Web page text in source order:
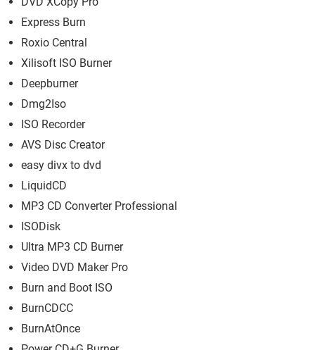
Express Burn
Roxio Central
Xilisoft ISO Burner
Deepburner
Dmg2Iso
ISO Recorder
AVS Disc Creator
easy divx to dvd
LiquidCD
MP3 CD Converter Professional
ISODisk
Ultra MP3 CD Burner
Video DVD Maker Pro
Burn and Boot ISO
BurnCDCC
BurnAtOnce